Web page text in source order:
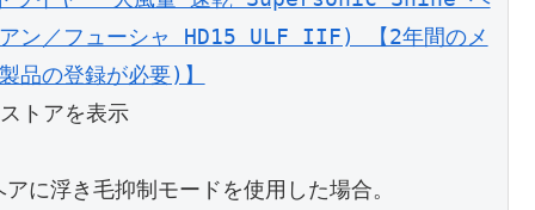
ン／フューシャ HD15 ULF IIF) 【2年間のメ
品の登録が必要)】
トアを表示
に浮き毛抑制モードを使用した場合。